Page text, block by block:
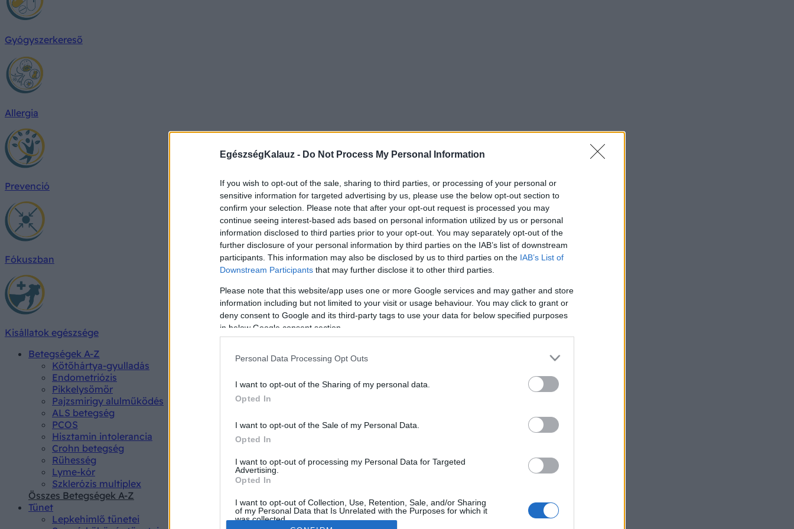
EgészségKalauz - Do Not Process My Personal Information
If you wish to opt-out of the sale, sharing to third parties, or processing of your personal or
sensitive information for targeted advertising by us, please use the below opt-out section to
confirm your selection. Please note that after your opt-out request is processed you may
continue seeing interest-based ads based on personal information utilized by us or personal
information disclosed to third parties prior to your opt-out. You may separately opt-out of the
further disclosure of your personal information by third parties on the IAB’s list of downstream
participants. This information may also be disclosed by us to third parties on the IAB’s List of
Downstream Participants that may further disclose it to other third parties.
Please note that this website/app uses one or more Google services and may gather and store
information including but not limited to your visit or usage behaviour. You may click to grant or
deny consent to Google and its third-party tags to use your data for below specified purposes
in below Google consent section.
Personal Data Processing Opt Outs
I want to opt-out of the Sharing of my personal data.
Opted In
I want to opt-out of the Sale of my Personal Data.
Opted In
I want to opt-out of processing my Personal Data for Targeted
Advertising.
Opted In
I want to opt-out of Collection, Use, Retention, Sale, and/or Sharing
of my Personal Data that Is Unrelated with the Purposes for which it
was collected.
Gyógyszerkereső
Allergia
Prevenció
Fókuszban
Kisállatok egészsége
Betegségek A-Z
Kötőhártya-gyulladás
Endometriózis
Pikkelysömör
Pajzsmirigy alulműködés
ALS betegség
PCOS
Hisztamin intolerancia
Crohn betegség
Rühesség
Lyme-kór
Szklerózis multiplex
Összes Betegségek A-Z
Tünet
Lepkehimlő tünetei